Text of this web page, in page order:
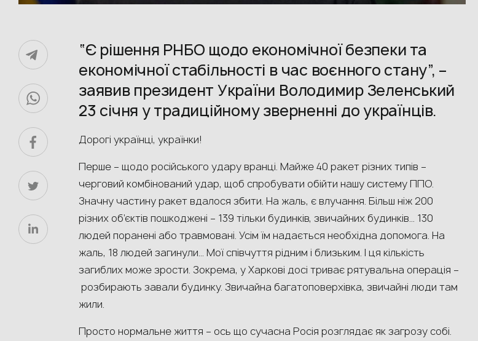
“Є рішення РНБО щодо економічної безпеки та
економічної стабільності в час воєнного стану”, –
заявив президент України Володимир Зеленський
23 січня у традиційному зверненні до українців.
Дорогі українці, українки!
Перше – щодо російського удару вранці. Майже 40 ракет різних типів –
черговий комбінований удар, щоб спробувати обійти нашу систему ППО.
Значну частину ракет вдалося збити. На жаль, є влучання. Більш ніж 200
різних об’єктів пошкоджені – 139 тільки будинків, звичайних будинків… 130
людей поранені або травмовані. Усім їм надається необхідна допомога. На
жаль, 18 людей загинули… Мої співчуття рідним і близьким. І ця кількість
загиблих може зрости. Зокрема, у Харкові досі триває рятувальна операція –
розбирають завали будинку. Звичайна багатоповерхівка, звичайні люди там
жили.
Просто нормальне життя – ось що сучасна Росія розглядає як загрозу собі.